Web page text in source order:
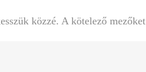
közzé. A kötelező mezőket